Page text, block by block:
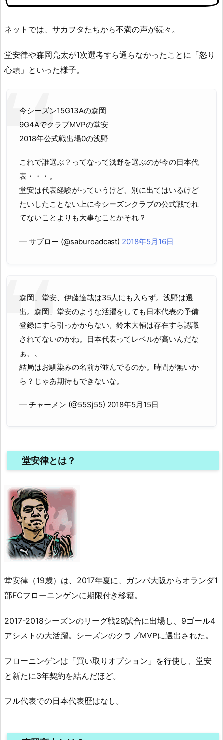
ネットでは、サカヲタたちから不満の声が続々。
堂安律や森岡亮太が1次選考すら通らなかったことに「怒り
心頭」といった様子。
今シーズン15G13Aの森岡
9G4AでクラブMVPの堂安
2018年公式戦出場0の浅野
これで誰選ぶ？ってなって浅野を選ぶのが今の日本代
表・・・。
堂安は代表経験がっていうけど、別に出てはいるけど
たいしたことない上に今シーズンクラブの公式戦でれ
てないことよりも大事なことかそれ？
— サブロー (@saburoadcast) 2018年5月16日
森岡、堂安、伊藤達哉は35人にも入らず。浅野は選
出。森岡、堂安のような活躍をしても日本代表の予備
登録にすら引っかからない。鈴木大輔は存在すら認識
されてないのかね。日本代表ってレベルが高いんだな
ぁ、、
結局はお馴染みの名前が並んでるのか。時間が無いか
ら？じゃあ期待もできないな。
— チャーメン (@55Sj55) 2018年5月15日
堂安律とは？
堂安律（19歳）は、2017年夏に、ガンバ大阪からオランダ1
部FCフローニンゲンに期限付き移籍。
2017-2018シーズンのリーグ戦29試合に出場し、9ゴール4
アシストの大活躍。シーズンのクラブMVPに選出された。
フローニンゲンは「買い取りオプション」を行使し、堂安
と新たに3年契約を結んだほど。
フル代表での日本代表歴はなし。